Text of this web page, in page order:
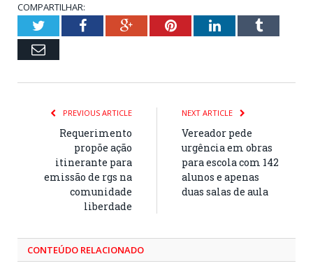
COMPARTILHAR:
TwitterFacebookGoogle+PinterestLinkedInTumblr
Email
PREVIOUS ARTICLE
Requerimento
propõe ação
itinerante para
emissão de rgs na
comunidade
liberdade
NEXT ARTICLE
Vereador pede
urgência em obras
para escola com 142
alunos e apenas
duas salas de aula
CONTEÚDO RELACIONADO